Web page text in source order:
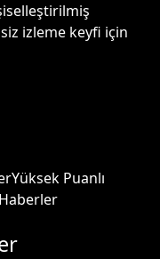
izleme keyfi için
Yüksek Puanlı
Haberler